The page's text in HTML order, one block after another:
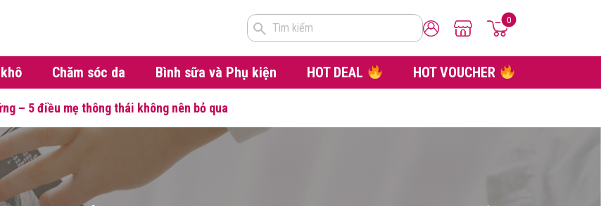
Tìm kiếm
0
Chăm sóc da Bình sữa và Phụ kiện HOT DEAL HOT VOUCHER
– 5 điều mẹ thông thái không nên bỏ qua